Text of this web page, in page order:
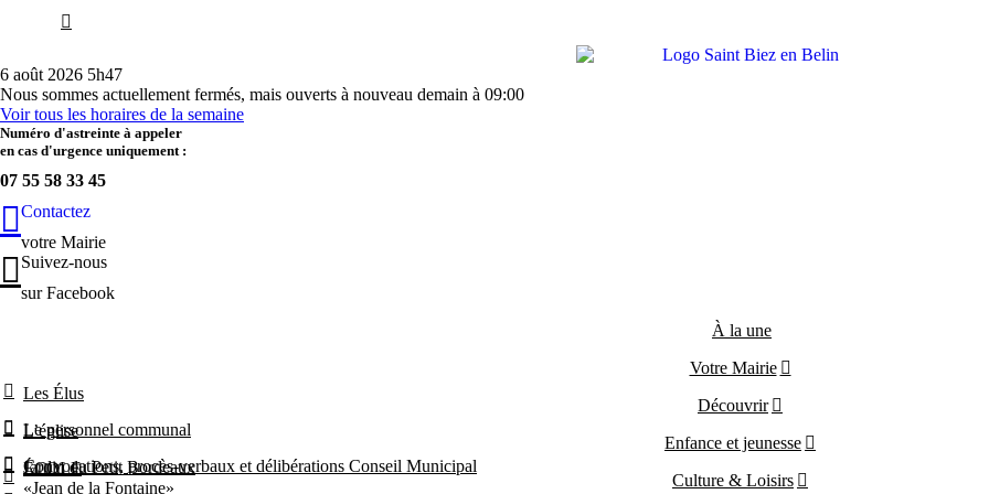
6 août 2026 5h47
Nous sommes actuellement fermés, mais ouverts à nouveau demain à 09:00
Voir tous les horaires de la semaine
Numéro d'astreinte à appeler
en cas d'urgence uniquement :
07 55 58 33 45
Contactez
votre Mairie
Suivez-nous
sur Facebook
À la une
Votre Mairie
Les Élus
Le personnel communal
Convocations, procès-verbaux et délibérations Conseil Municipal
Découvrir
L’église
Jardin du Petit Bordeaux
Enfance et jeunesse
ÉCOLE
«Jean de la Fontaine»
Culture & Loisirs